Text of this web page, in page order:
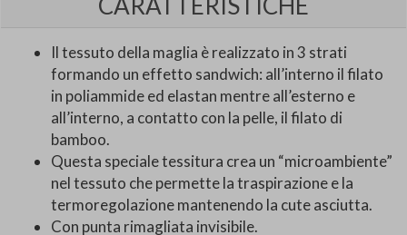
Il tessuto della maglia è realizzato in 3 strati
formando un effetto sandwich: all’interno il filato
in poliammide ed elastan mentre all’esterno e
all’interno, a contatto con la pelle, il filato di
bamboo.
Questa speciale tessitura crea un “microambiente”
nel tessuto che permette la traspirazione e la
termoregolazione mantenendo la cute asciutta.
Con punta rimagliata invisibile.